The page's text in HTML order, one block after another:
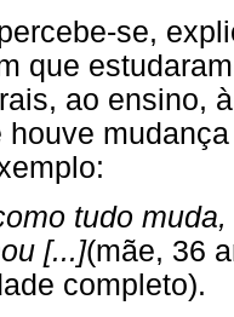
se,
que
ao ensino,
houve
tudo
[...](mãe, 36
completo).